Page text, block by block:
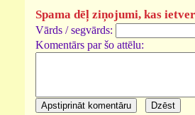
Spama dēļ ziņojumi, kas
Vārds / segvārds:
Komentārs par šo attēlu: